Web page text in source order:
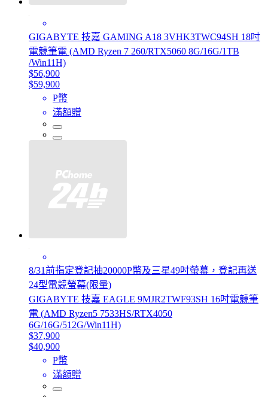
GIGABYTE 技嘉 GAMING A18 3VHK3TWC94SH 18吋
電競筆電 (AMD Ryzen 7 260/RTX5060 8G/16G/1TB
/Win11H)
$56,900
$59,900
P幣
滿額贈
8/31前指定登記抽20000P幣及三星49吋螢幕，登記再送
24型電競螢幕(限量)
GIGABYTE 技嘉 EAGLE 9MJR2TWF93SH 16吋電競筆
電 (AMD Ryzen5 7533HS/RTX4050
6G/16G/512G/Win11H)
$37,900
$40,900
P幣
滿額贈